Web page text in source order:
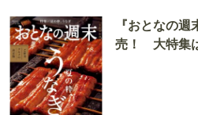
『おとなの週
売！ 大特集